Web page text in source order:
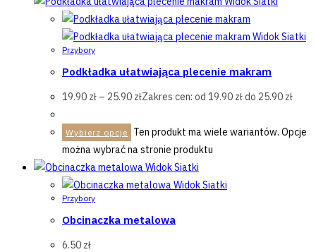
Widok Siatki
Przybory
Podkładka ułatwiająca plecenie makram
19.90 zł – 25.90 złZakres cen: od 19.90 zł do 25.90 zł
Wybierz opcje
Ten produkt ma wiele wariantów. Opcje
można wybrać na stronie produktu
Widok Siatki
Widok Siatki
Przybory
Obcinaczka metalowa
6.50 zł